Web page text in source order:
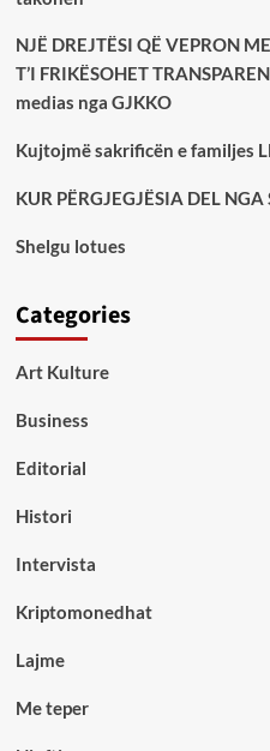
NJË DREJTËSI QË VEPRON
T’I FRIKËSOHET
medias nga GJKKO
Kujtojmë sakrificën e familjes
KUR PËRGJEGJËSIA DEL
Shelgu lotues
Categories
Art Kulture
Business
Editorial
Histori
Intervista
Kriptomonedhat
Lajme
Me teper